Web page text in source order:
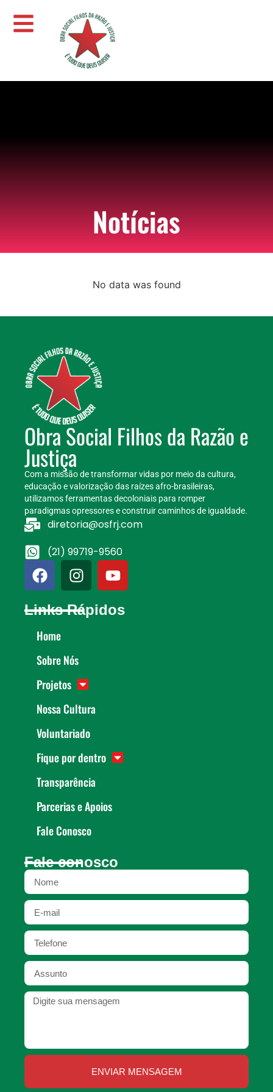
Notícias
No data was found
Obra Social Filhos da Razão e
Justiça
Com a missão de transformar vidas por meio da cultura,
educação e valorização das raízes afro-brasileiras,
utilizamos ferramentas decoloniais para romper
paradigmas opressores e construir caminhos de igualdade.
diretoria@osfrj.com
(21) 99719-9560
Links Rápidos
Home
Sobre Nós
Projetos
Nossa Cultura
Voluntariado
Fique por dentro
Transparência
Parcerias e Apoios
Fale Conosco
Fale conosco
ENVIAR MENSAGEM